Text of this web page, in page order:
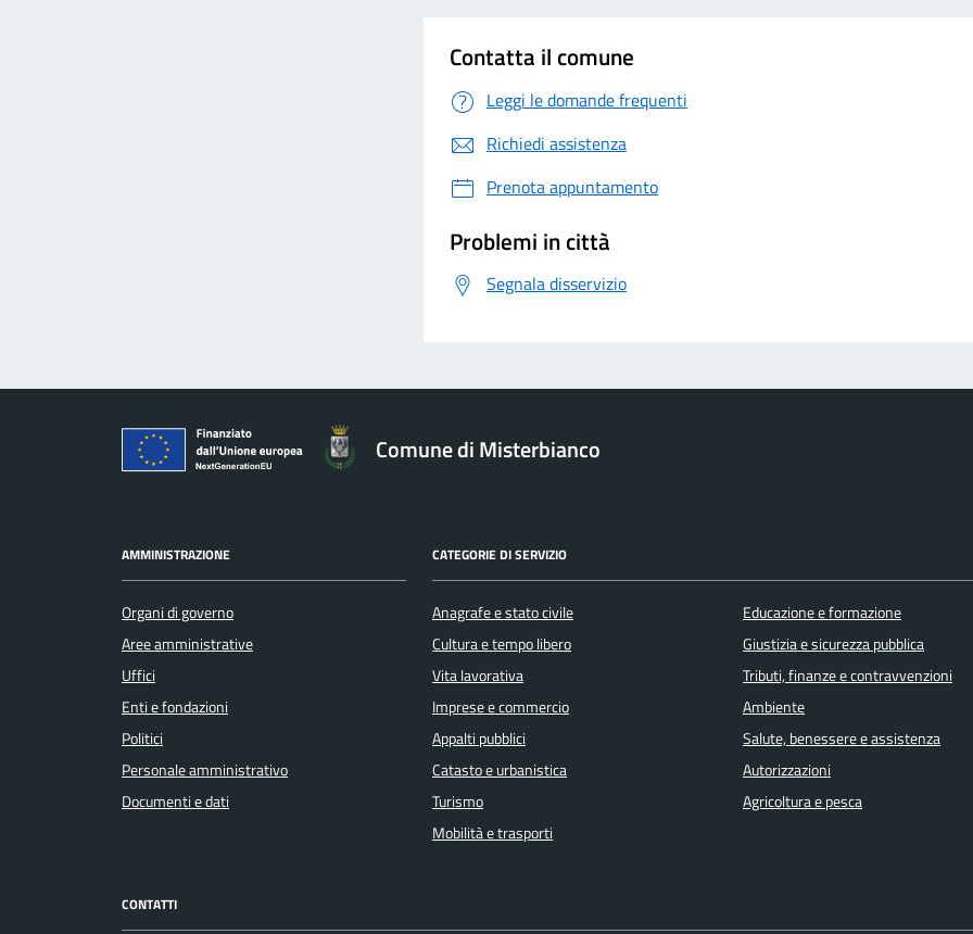
Contatta il comune
Leggi le domande frequenti
Richiedi assistenza
Prenota appuntamento
Problemi in città
Segnala disservizio
Comune di Misterbianco
AMMINISTRAZIONE
Organi di governo
Aree amministrative
Uffici
Enti e fondazioni
Politici
Personale amministrativo
Documenti e dati
CATEGORIE DI SERVIZIO
Anagrafe e stato civile
Cultura e tempo libero
Vita lavorativa
Imprese e commercio
Appalti pubblici
Catasto e urbanistica
Turismo
Mobilità e trasporti
Educazione e formazione
Giustizia e sicurezza pubblica
Tributi, finanze e contravvenzioni
Ambiente
Salute, benessere e assistenza
Autorizzazioni
Agricoltura e pesca
CONTATTI